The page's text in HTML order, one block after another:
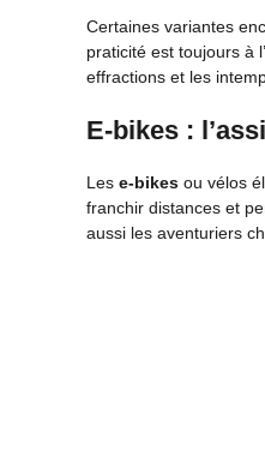
Certaines variantes
praticité est toujours à
effractions et les
E-bikes :
Les e-bikes ou vélos
franchir distances et
aussi les aventuriers